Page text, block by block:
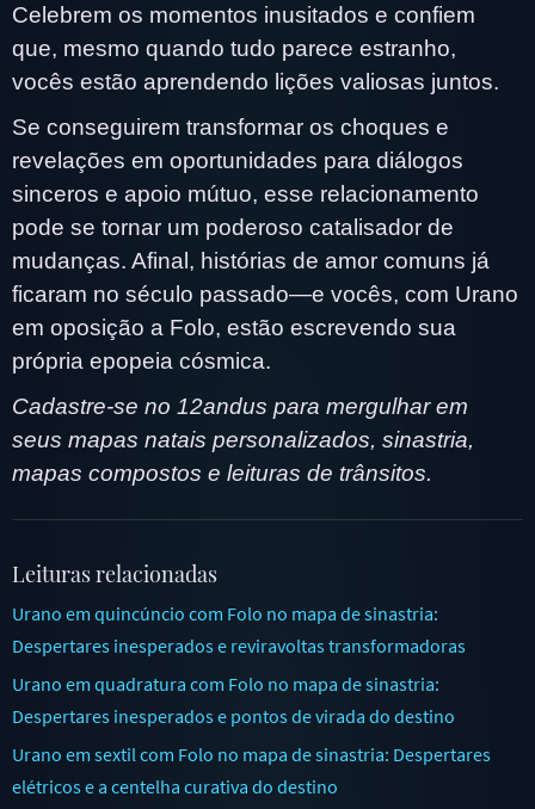
Celebrem os momentos inusitados e confiem
que, mesmo quando tudo parece estranho,
vocês estão aprendendo lições valiosas juntos.
Se conseguirem transformar os choques e
revelações em oportunidades para diálogos
sinceros e apoio mútuo, esse relacionamento
pode se tornar um poderoso catalisador de
mudanças. Afinal, histórias de amor comuns já
ficaram no século passado—e vocês, com Urano
em oposição a Folo, estão escrevendo sua
própria epopeia cósmica.
Cadastre-se no 12andus para mergulhar em
seus mapas natais personalizados, sinastria,
mapas compostos e leituras de trânsitos.
Leituras relacionadas
Urano em quincúncio com Folo no mapa de sinastria:
Despertares inesperados e reviravoltas transformadoras
Urano em quadratura com Folo no mapa de sinastria:
Despertares inesperados e pontos de virada do destino
Urano em sextil com Folo no mapa de sinastria: Despertares
elétricos e a centelha curativa do destino